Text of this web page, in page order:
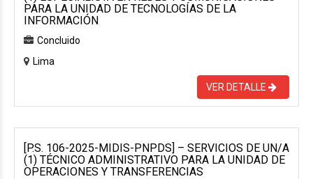
PARA LA UNIDAD DE TECNOLOGÍAS DE LA
INFORMACIÓN
Concluido
Lima
VER DETALLE
[P.S. 106-2025-MIDIS-PNPDS] – SERVICIOS DE UN/A
(1) TÉCNICO ADMINISTRATIVO PARA LA UNIDAD DE
OPERACIONES Y TRANSFERENCIAS